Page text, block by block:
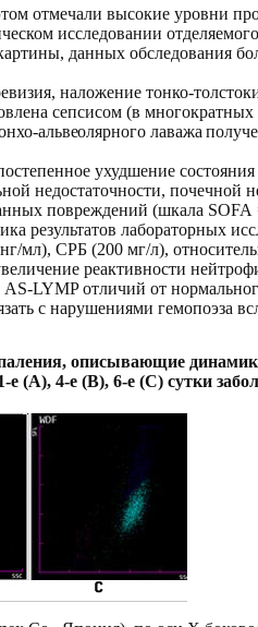
отмечали высокие уровни
исследовании
данных обследования
наложение тонко-
сепсисом (в многократных
альвеолярного лаважа
ухудшение
недостаточности, почечной
повреждений (шкала SOFA
результатов лабораторных
нг/мл), СРБ (200 мг/л),
реактивности
LYMP отличий от
с нарушениями гемопоэза
описывающие
(А), 4-е (В), 6-е (С) cутки